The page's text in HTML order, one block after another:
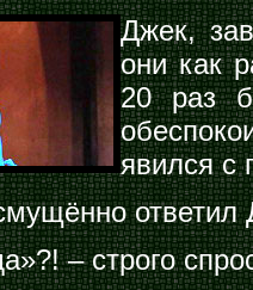
Джек,
они как
20 раз
явился с
ответил
– строго